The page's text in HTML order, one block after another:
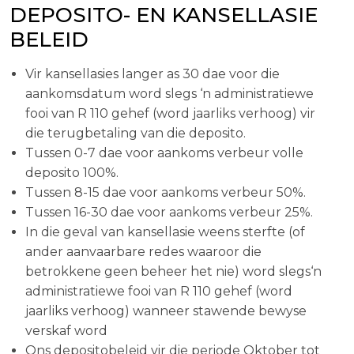
DEPOSITO- EN KANSELLASIE
BELEID
Vir kansellasies langer as 30 dae voor die
aankomsdatum word slegs ‘n administratiewe
fooi van R 110 gehef (word jaarliks verhoog) vir
die terugbetaling van die deposito.
Tussen 0-7 dae voor aankoms verbeur volle
deposito 100%.
Tussen 8-15 dae voor aankoms verbeur 50%.
Tussen 16-30 dae voor aankoms verbeur 25%.
In die geval van kansellasie weens sterfte (of
ander aanvaarbare redes waaroor die
betrokkene geen beheer het nie) word slegs‘n
administratiewe fooi van R 110 gehef (word
jaarliks verhoog) wanneer stawende bewyse
verskaf word
Ons depositobeleid vir die periode Oktober tot